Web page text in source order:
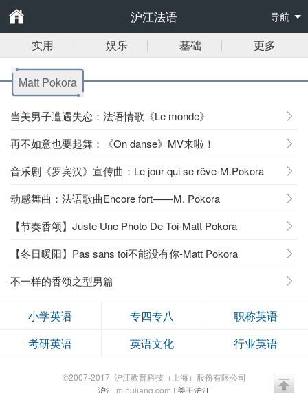
沪江法语 导航
实用 娱乐 基础 更多
Matt Pokora
当美男子遭遇失恋：法语情歌《Le monde》
再不如意也要起舞：《On danse》MV来啦！
音乐剧《罗宾汉》宣传曲：Le jour qui se rêve-M.Pokora
动感舞曲：法语歌曲Encore fort——M. Pokora
【节奏香颂】Juste Une Photo De Toi-Matt Pokora
【冬日暖阳】Pas sans toi不能没有你-Matt Pokora
不一样的香颂之型男篇
小学英语 专四专八
职称英语
考研英语
英语文化 行业英语
©2007-2017 沪江教育科技（上海）股份有限公司
沪江 m.hujiang.com | 关于沪江